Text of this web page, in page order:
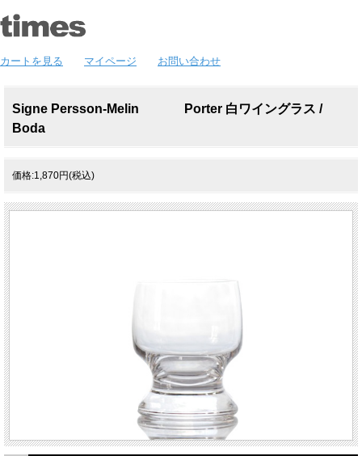
カートを見る マイページ お問い合わせ
Signe Persson-Melin Porter 白ワイングラス /
Boda
価格:1,870円(税込)